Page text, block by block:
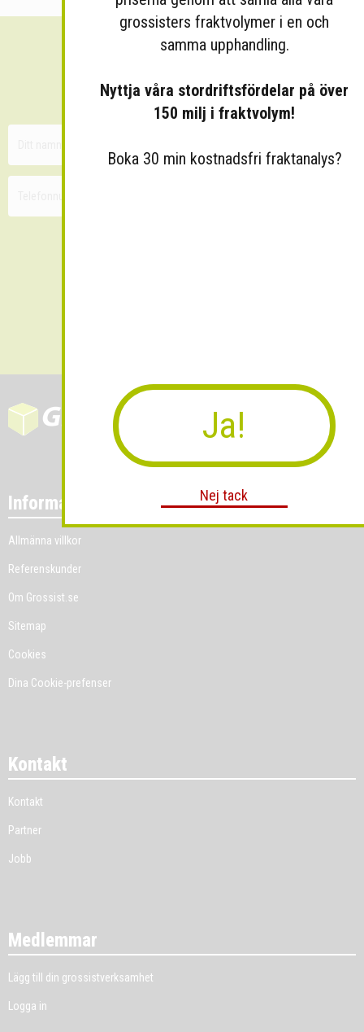
30 minuters kostnadsfri konsultation
Information
Allmänna villkor
Referenskunder
Om Grossist.se
Sitemap
Cookies
Dina Cookie-prefenser
Kontakt
Kontakt
Partner
Jobb
Medlemmar
Lägg till din grossistverksamhet
Logga in
grossisters fraktvolymer i en och
samma upphandling.
Nyttja våra stordriftsfördelar på över
150 milj i fraktvolym!
Boka 30 min kostnadsfri fraktanalys?
Ja!
Nej tack